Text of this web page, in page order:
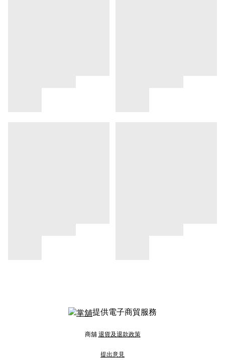
提供電子商貿服務
商舖 退貨及退款政策
提出意見